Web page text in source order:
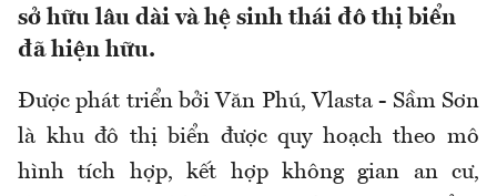
sở hữu lâu dài và hệ sinh thái đô thị biển
đã hiện hữu.
Được phát triển bởi Văn Phú, Vlasta - Sầm Sơn
là khu đô thị biển được quy hoạch theo mô
hình tích hợp, kết hợp không gian an cư,